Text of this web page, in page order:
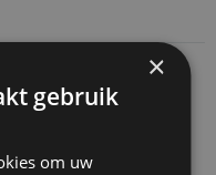
talent
×
gebruik
om uw